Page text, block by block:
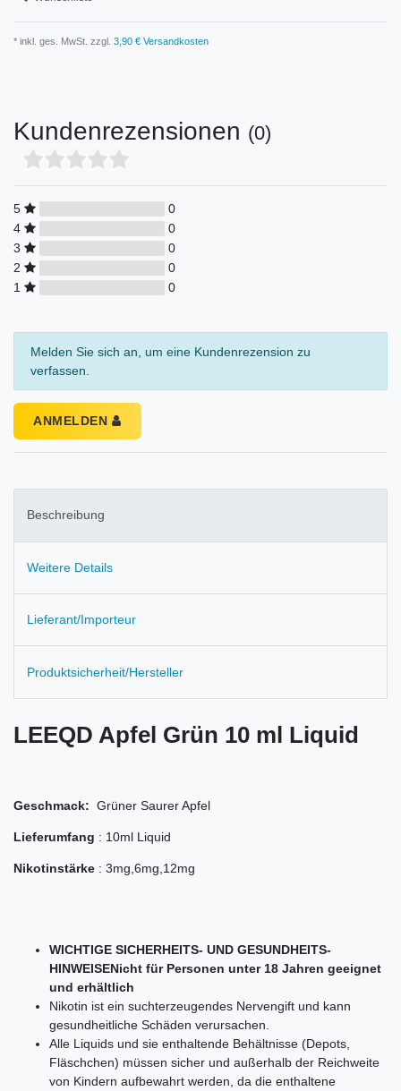
* inkl. ges. MwSt. zzgl. 3,90 € Versandkosten
Kundenrezensionen (0)
5
0
4
0
3
0
2
0
1
0
Melden Sie sich an, um eine Kundenrezension zu
verfassen.
ANMELDEN
Beschreibung
Weitere Details
Lieferant/Importeur
Produktsicherheit/Hersteller
LEEQD Apfel Grün 10 ml Liquid
Geschmack: Grüner Saurer Apfel
Lieferumfang : 10ml Liquid
Nikotinstärke : 3mg,6mg,12mg
WICHTIGE SICHERHEITS- UND GESUNDHEITS-
HINWEISENicht für Personen unter 18 Jahren geeignet
und erhältlich
Nikotin ist ein suchterzeugendes Nervengift und kann
gesundheitliche Schäden verursachen.
Alle Liquids und sie enthaltende Behältnisse (Depots,
Fläschchen) müssen sicher und außerhalb der Reichweite
von Kindern aufbewahrt werden, da die enthaltene